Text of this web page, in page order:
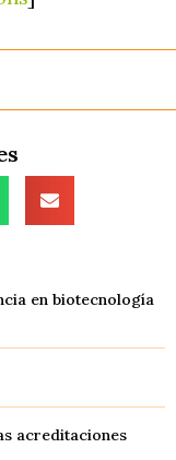
en biotecnología
acreditaciones